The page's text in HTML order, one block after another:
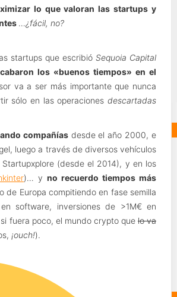
lo que valoran las startups y
…¿fácil, no?
startups que escribió Sequoia Capital
los «buenos tiempos» en el
va a ser más importante que nunca
sólo en las operaciones descartadas
compañíasdesde el año 2000, e
luego a través de diversos vehículos
(desde el 2014), y en los
)… yno recuerdo tiempos más
de Europa compitiendo en fase semilla
software, inversiones de >1M€ en
fuera poco, el mundo crypto que lo va
¡ouch!).